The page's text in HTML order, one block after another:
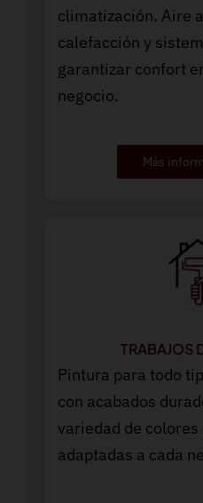
climatización. Aire
calefacción y
garantizar confort
negocio.
Más
TRABAJOS
Pintura para todo
con acabados
variedad de
adaptadas a cada